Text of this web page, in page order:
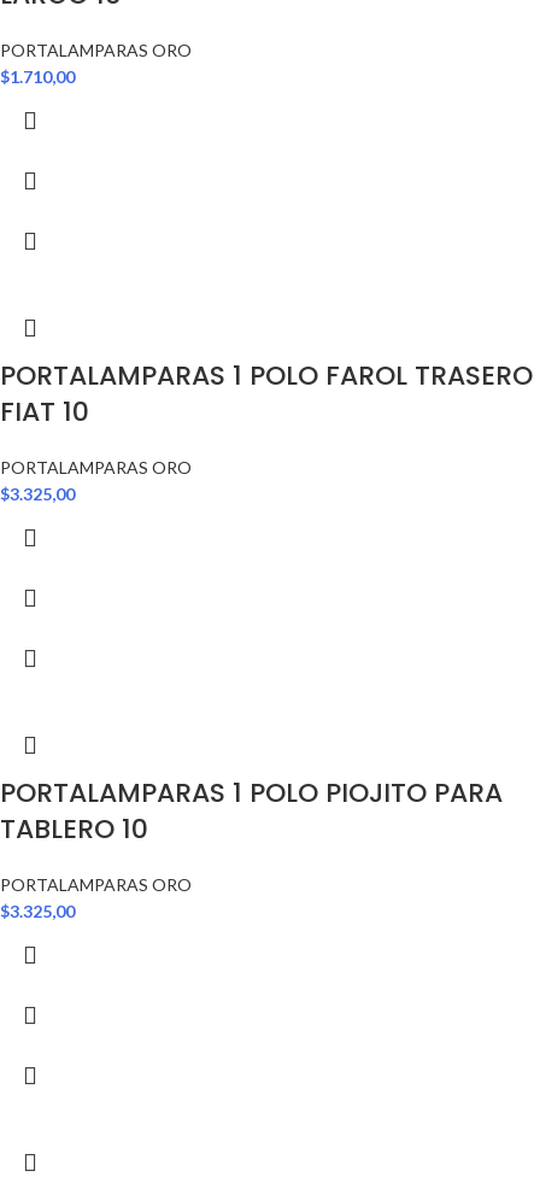
PORTALAMPARAS ORO
$1.710,00
PORTALAMPARAS 1 POLO FAROL TRASERO
FIAT 10
PORTALAMPARAS ORO
$3.325,00
PORTALAMPARAS 1 POLO PIOJITO PARA
TABLERO 10
PORTALAMPARAS ORO
$3.325,00